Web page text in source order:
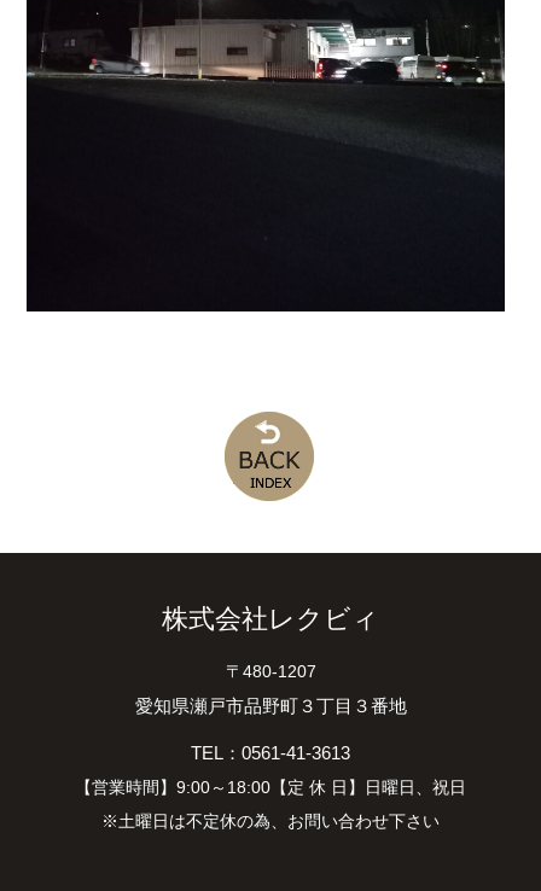
株式会社レクビィ
〒480-1207
愛知県瀬戸市品野町３丁目３番地
TEL：0561-41-3613
【営業時間】9:00～18:00【定 休 日】日曜日、祝日
※土曜日は不定休の為、お問い合わせ下さい